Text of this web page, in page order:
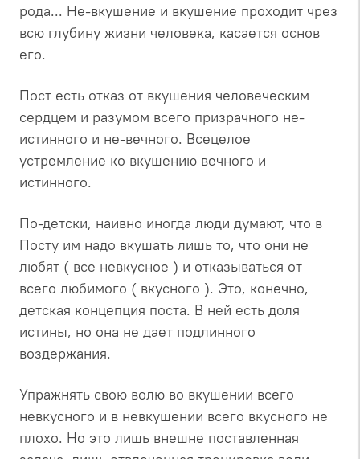
рода... Не-вкушение и вкушение проходит чрез
всю глубину жизни человека, касается основ
его.
Пост есть отказ от вкушения человеческим
сердцем и разумом всего призрачного не-
истинного и не-вечного. Всецелое
устремление ко вкушению вечного и
истинного.
По-детски, наивно иногда люди думают, что в
Посту им надо вкушать лишь то, что они не
любят ( все невкусное ) и отказываться от
всего любимого ( вкусного ). Это, конечно,
детская концепция поста. В ней есть доля
истины, но она не дает подлинного
воздержания.
Упражнять свою волю во вкушении всего
невкусного и в невкушении всего вкусного не
плохо. Но это лишь внешне поставленная